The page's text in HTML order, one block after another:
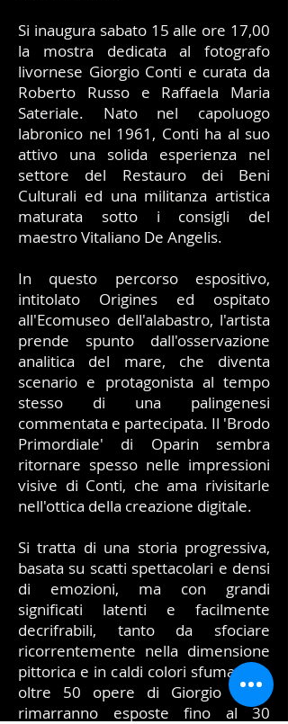
Si inaugura sabato 15 alle ore 17,00
la mostra dedicata al fotografo
livornese Giorgio Conti e curata da
Roberto Russo e Raffaela Maria
Sateriale. Nato nel capoluogo
labronico nel 1961, Conti ha al suo
attivo una solida esperienza nel
settore del Restauro dei Beni
Culturali ed una militanza artistica
maturata sotto i consigli del
maestro Vitaliano De Angelis.
In questo percorso espositivo,
intitolato Origines ed ospitato
all'Ecomuseo dell'alabastro, l'artista
prende spunto dall'osservazione
analitica del mare, che diventa
scenario e protagonista al tempo
stesso di una palingenesi
commentata e partecipata. Il 'Brodo
Primordiale' di Oparin sembra
ritornare spesso nelle impressioni
visive di Conti, che ama rivisitarle
nell'ottica della creazione digitale.
Si tratta di una storia progressiva,
basata su scatti spettacolari e densi
di emozioni, ma con grandi
significati latenti e facilmente
decrifrabili, tanto da sfociare
ricorrentemente nella dimensione
pittorica e in caldi colori sfumati. Le
oltre 50 opere di Giorgio Conti
rimarranno esposte fino al 30